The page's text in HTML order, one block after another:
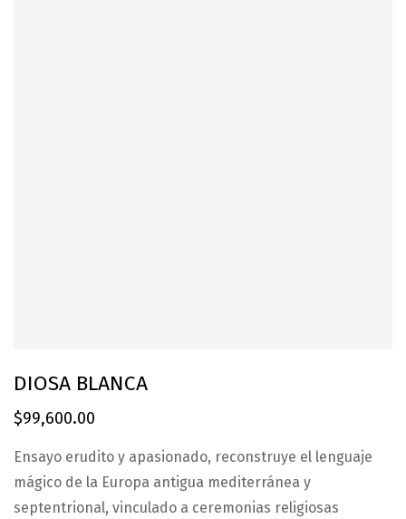
DIOSA BLANCA
$99,600.00
Ensayo erudito y apasionado, reconstruye el lenguaje
mágico de la Europa antigua mediterránea y
septentrional, vinculado a ceremonias religiosas